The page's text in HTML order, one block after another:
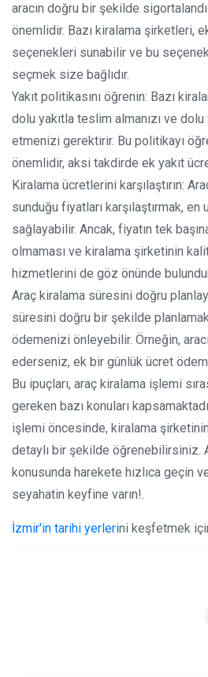
aracın doğru bir şekilde
önemlidir. Bazı kiralama şirketleri,
seçenekleri sunabilir ve bu
seçmek size bağlıdır.
Yakıt politikasını öğrenin: Bazı
dolu yakıtla teslim almanızı ve
etmenizi gerektirir. Bu politikayı
önemlidir, aksi takdirde ek yakıt
Kiralama ücretlerini karşılaştırın:
sunduğu fiyatları karşılaştırmak, en
sağlayabilir. Ancak, fiyatın tek
olmaması ve kiralama şirketinin
hizmetlerini de göz önünde
Araç kiralama süresini doğru
süresini doğru bir şekilde
ödemenizi önleyebilir. Örneğin,
ederseniz, ek bir günlük ücret
Bu ipuçları, araç kiralama işlemi
gereken bazı konuları
işlemi öncesinde, kiralama
detaylı bir şekilde öğrenebilirsiniz.
konusunda harekete hızlıca geçin
seyahatin keyfine varın!.
İzmir'in tarihi yerlerini keşfetmek